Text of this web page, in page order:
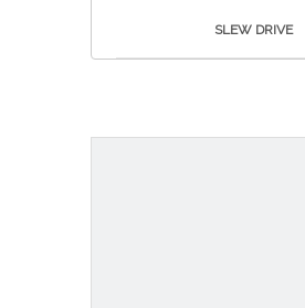
SLEW DRIVE